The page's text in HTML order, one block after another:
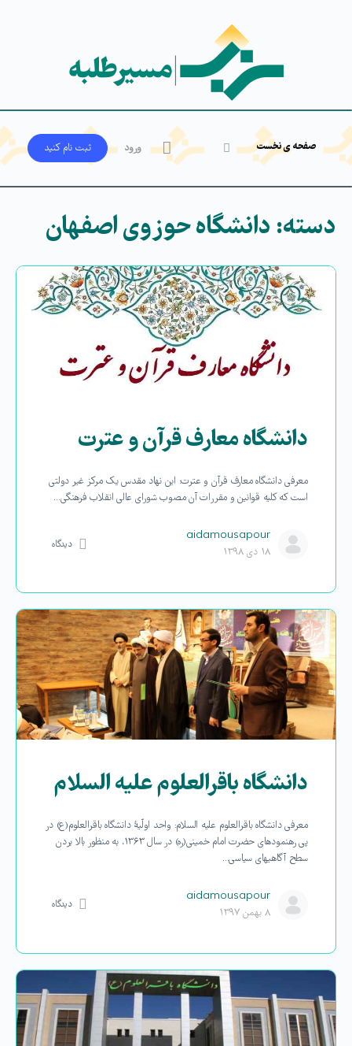
صفحه ی نخست ورود ثبت‌ نام کنید
دسته: دانشگاه حوزوی اصفهان
دانشگاه معارف قرآن و عترت
معرفی دانشگاه معارف قرآن و عترت: این نهاد مقدس یک مرکز غیر دولتی
است که کلیه قوانین و مقررات آن مصوب شورای عالی انقلاب فرهنگی…
aidamousapour
۱۸ دی ۱۳۹۸
دیدگاه
دانشگاه باقرالعلوم علیه السلام
معرفی دانشگاه باقرالعلوم علیه السلام: واحد اولّیۀ دانشگاه باقرالعلوم(ع) در
پی رهنمودهای حضرت امام خمینی(ره) در سال ۱۳۶۳، به منظور بالا بردن
سطح آگاهی­های سیاسی…
aidamousapour
۸ بهمن ۱۳۹۷
دیدگاه